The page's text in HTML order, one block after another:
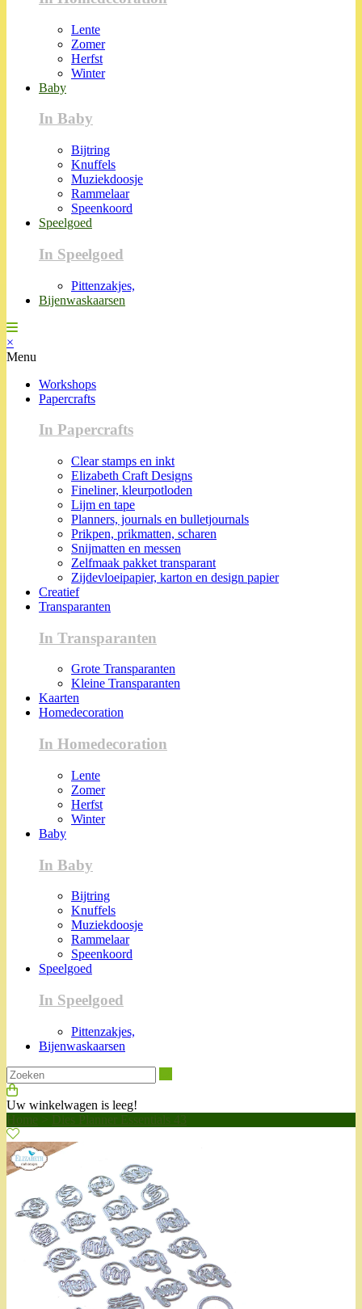
Lente
Zomer
Herfst
Winter
Baby
In Baby
Bijtring
Knuffels
Muziekdoosje
Rammelaar
Speenkoord
Speelgoed
In Speelgoed
Pittenzakjes,
Bijenwaskaarsen
×
Menu
Workshops
Papercrafts
In Papercrafts
Clear stamps en inkt
Elizabeth Craft Designs
Fineliner, kleurpotloden
Lijm en tape
Planners, journals en bulletjournals
Prikpen, prikmatten, scharen
Snijmatten en messen
Zelfmaak pakket transparant
Zijdevloeipapier, karton en design papier
Creatief
Transparanten
In Transparanten
Grote Transparanten
Kleine Transparanten
Kaarten
Homedecoration
In Homedecoration
Lente
Zomer
Herfst
Winter
Baby
In Baby
Bijtring
Knuffels
Muziekdoosje
Rammelaar
Speenkoord
Speelgoed
In Speelgoed
Pittenzakjes,
Bijenwaskaarsen
Uw winkelwagen is leeg!
Home
Dies Planner Essentials 43